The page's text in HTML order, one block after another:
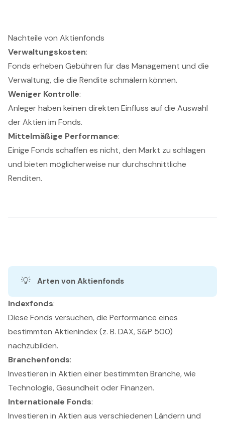
Nachteile von Aktienfonds
Verwaltungskosten:
Fonds erheben Gebühren für das Management und die
Verwaltung, die die Rendite schmälern können.
Weniger Kontrolle:
Anleger haben keinen direkten Einfluss auf die Auswahl
der Aktien im Fonds.
Mittelmäßige Performance:
Einige Fonds schaffen es nicht, den Markt zu schlagen
und bieten möglicherweise nur durchschnittliche
Renditen.
💡 Arten von Aktienfonds
Indexfonds:
Diese Fonds versuchen, die Performance eines
bestimmten Aktienindex (z. B. DAX, S&P 500)
nachzubilden.
Branchenfonds:
Investieren in Aktien einer bestimmten Branche, wie
Technologie, Gesundheit oder Finanzen.
Internationale Fonds:
Investieren in Aktien aus verschiedenen Ländern und